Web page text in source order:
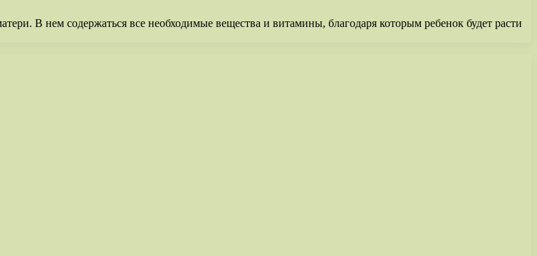
В нем содержаться все необходимые вещества и витамины, благодаря которым ребенок будет расти